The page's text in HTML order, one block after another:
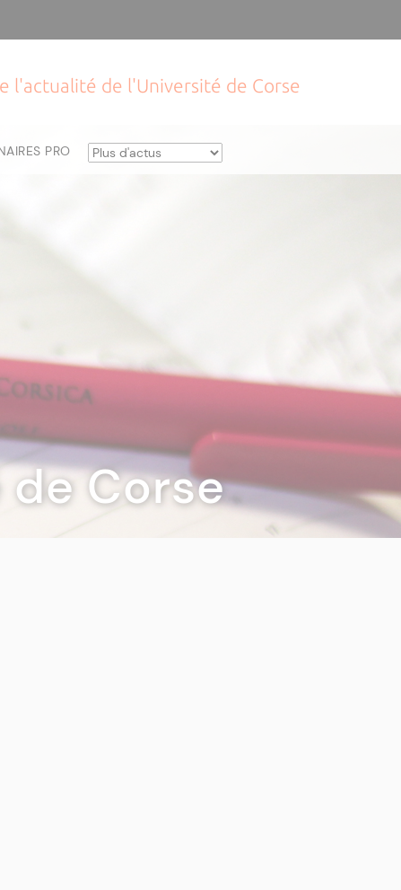
l'actualité de l'Université de Corse
PRO
Corse